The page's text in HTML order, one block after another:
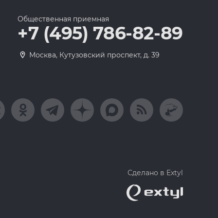
Общественная приемная
+7 (495) 786-82-89
Москва, Кутузовский проспект, д. 39
Сделано в Extyl